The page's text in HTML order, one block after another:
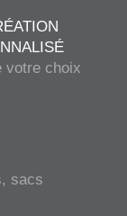
votre choix
sacs